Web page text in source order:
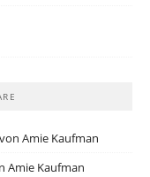
Amie Kaufman
Amie Kaufman